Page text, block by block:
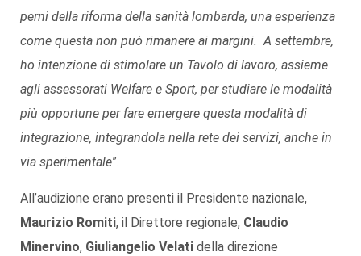
perni della riforma della sanità lombarda, una esperienza
come questa non può rimanere ai margini. A settembre,
ho intenzione di stimolare un Tavolo di lavoro, assieme
agli assessorati Welfare e Sport, per studiare le modalità
più opportune per fare emergere questa modalità di
integrazione, integrandola nella rete dei servizi, anche in
via sperimentale”.
All’audizione erano presenti il Presidente nazionale,
Maurizio Romiti, il Direttore regionale, Claudio
Minervino, Giuliangelio Velati della direzione